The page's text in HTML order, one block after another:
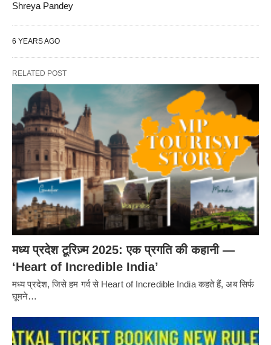
Shreya Pandey
6 YEARS AGO
RELATED POST
मध्य प्रदेश टूरिज़्म 2025: एक प्रगति की कहानी —
‘Heart of Incredible India’
मध्य प्रदेश, जिसे हम गर्व से Heart of Incredible India कहते हैं, अब सिर्फ
घूमने…